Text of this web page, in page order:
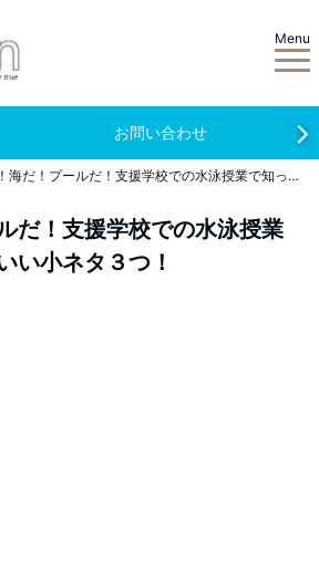
Menu
お問い合わせ
夏！海だ！プールだ！支援学校での水泳授業で知っておくといい小ネタ３つ！
だ！支援学校での水泳授業
い小ネタ３つ！